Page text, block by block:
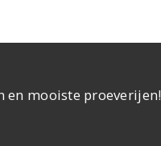
en mooiste proeverijen!